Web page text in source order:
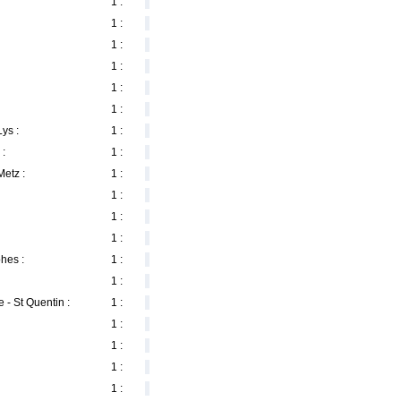
1 :
1 :
1 :
1 :
1 :
:
1 :
:
1 :
:
1 :
1 :
1 :
1 :
:
1 :
1 :
- St Quentin :
1 :
1 :
1 :
1 :
1 :